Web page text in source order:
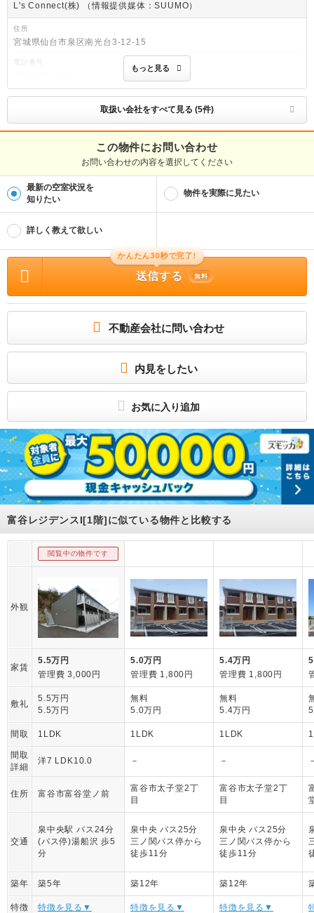
L's Connect(株) （情報提供媒体：SUUMO）
住所
宮城県仙台市泉区南光台3-12-15
電話番号
免許番号
宮城県知事(1)第6884号
取引態様
100306256432
※お問い合わせの際には、担当者へ物件管理番号をお伝えください。
駅 バス24分 (バス停)湯船沢 歩5分、仙台市地下鉄南北線/八乙女駅 バス35分 (バス
積 : 41.64m² / 築年月 : 2021年07月 / 賃料 : 5.5万円 / 管理費又は共益費等 : 3,0
00円 / 礼金等 : 1ヶ月 / 敷金 : 1ヶ月、保証金等 : －、 償却、敷引 : － / 住宅総合
保険等の損害保険料 : 要 / その他 : 未入居 合計6.48万円（内訳：初回保証委託料3.
175万円 消毒料1.65万円 サポートコール２４1.65万円） 更新料 11000円 二人入
未入居のお部屋☆角部屋です！国道４号線沿いで、車通勤の方もスムーズな立地で
（公社）宮城県宅地建物取引業協会会員
東北地区不動産公正取引協議会加盟
もっと見る
取扱い会社をすべて見る (5件)
この物件にお問い合わせ
お問い合わせの内容を選択してください
最新の空室状況を
知りたい
物件を実際に見たい
詳しく教えて欲しい
かんたん30秒で完了!
送信する 無料
不動産会社に問い合わせ
内見をしたい
お気に入り追加
富谷レジデンスI[1階]に似ている物件と比較する
閲覧中の物件です
外観
家賃
5.5万円
管理費 3,000円
5.0万円
管理費 1,800円
5.4万円
管理費 1,800円
敷礼
5.5万円
5.5万円
無料
5.0万円
無料
5.4万円
間取 1LDK 1LDK 1LDK
間取
詳細
洋7 LDK10.0 － －
住所 富谷市富谷堂ノ前
富谷市太子堂2丁
目
富谷市太子堂2丁
目
交通
泉中央駅 バス24分
(バス停)湯船沢 歩5
分
泉中央 バス25分
三ノ関バス停から
徒歩11分
泉中央 バス25分
三ノ関バス停から
徒歩11分
築年 築5年 築12年 築12年
特徴 特徴を見る▼ 特徴を見る▼ 特徴を見る▼